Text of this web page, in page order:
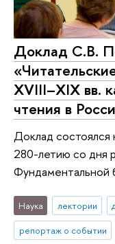
Доклад С.В.
XVIII–XIX вв.
чтения в
Доклад состоялся
280-летию со дня
Фундаментальной
Наука лектории
репортаж о событии